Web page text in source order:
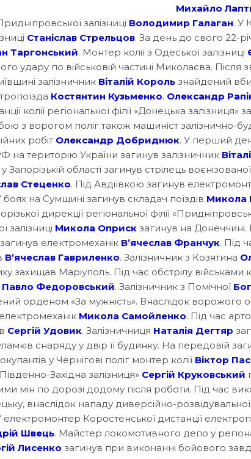
Михайло
залізниці Володимир Галаган. У
Станіслав Стрельцов. За день до свого 22-
Таргонський. Монтер колії з Одеської залізниці
удару по військовій частині Миколаєва. Після
залізничник Віталій Король знайдений
Костянтин Кузьменко. Олександр
колії регіональної філії «Донецька
з ворогом поліг також машиніст залізнично-
робіт Олександр Добриднюк. У перший
територію України загинув залізничник
області загинув стрілець
Стеценко. Під Авдіївкою загинув
боях на Сумщині загинув складач поїздів Микола
дирекції регіональної філії
залізниці Микола Оприск загинув на
загинув електромеханік В’ячеслав Франчук. Під
В’ячеслав Гавриленко. Залізничник з Козятина
захищав Маріуполь. Під час обстрілу військами
Павло Федоровський. Залізничник з Помічної
орденом «За мужність». Внаслідок ворожого
Микола Самойленко. Під час
Сергій Удовик. Залізничниця Наталія Дегтяр
снаряду у двір її будинку. На передовій
у Чернігові поліг монтер колії Віктор
Західна залізниця» Сергій Круковський
мін по дорозі додому після роботи. Під час
внаслідок нападу диверсійно-
Коростенської дистанції
Швець. Майстер локомотивного депо у
Лисенко загинув при виконанні бойового